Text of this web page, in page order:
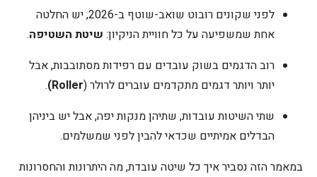
לפני שקונים רובוט שואב-שוטף ב-2026, יש החלטה
אחת שמשפיעה על כל חוויית הניקיון: שיטת השטיפה.
רוב הדגמים בשוק עובדים עם רפידות מסתובבות, אבל
יותר ויותר דגמים מתקדמים עוברים לרולר (Roller)
.
שתי השיטות עובדות, שתיהן מנקות יפה, אבל יש ביניהן
הבדלים אמיתיים שכדאי להבין לפני שמשלמים.
במאמר הזה נסביר איך כל שיטה עובדת, מה היתרונות והחסרונות